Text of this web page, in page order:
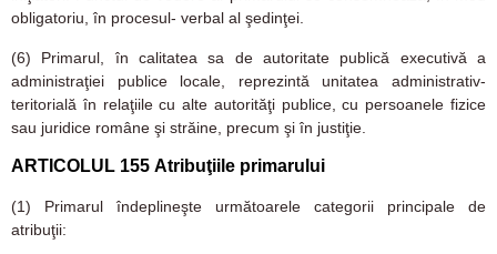
obligatoriu, în procesul- verbal al şedinţei.
(6) Primarul, în calitatea sa de autoritate publică executivă a
administraţiei publice locale, reprezintă unitatea administrativ-
teritorială în relaţiile cu alte autorităţi publice, cu persoanele fizice
sau juridice române şi străine, precum şi în justiţie.
ARTICOLUL 155 Atribuţiile primarului
(1) Primarul îndeplineşte următoarele categorii principale de
atribuţii: